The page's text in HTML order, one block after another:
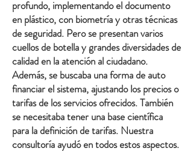
profundo, implementando el documento
en plástico, con biometría y otras técnicas
de seguridad. Pero se presentan varios
cuellos de botella y grandes diversidades de
calidad en la atención al ciudadano.
Además, se buscaba una forma de auto
financiar el sistema, ajustando los precios o
tarifas de los servicios ofrecidos. También
se necesitaba tener una base científica
para la definición de tarifas. Nuestra
consultoría ayudó en todos estos aspectos.